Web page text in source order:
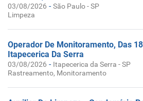
03/08/2026 -São Paulo - SP
Limpeza
Operador De Monitoramento, Das
Itapecerica Da Serra
03/08/2026 - Itapecerica da Serra - SP
Rastreamento, Monitoramento